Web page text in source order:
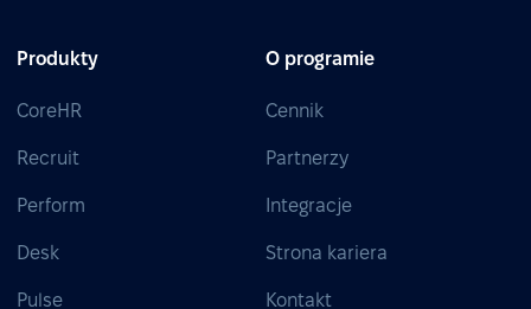
Produkty
CoreHR
Recruit
Perform
Desk
Pulse
O programie
Cennik
Partnerzy
Integracje
Strona kariera
Kontakt